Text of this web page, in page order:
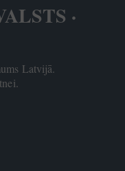
·
Latvijā.